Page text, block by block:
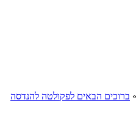
» ברוכים הבאים לפקולטה להנדסה